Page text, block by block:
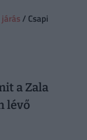
/ Csapi
a Zala
lévő